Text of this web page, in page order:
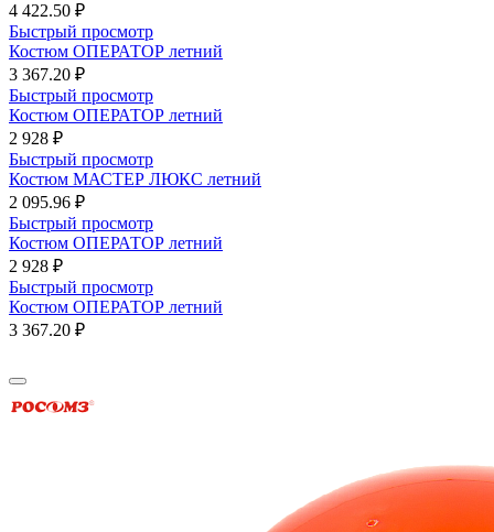
4 422.50 ₽
Быстрый просмотр
Костюм ОПЕРАТОР летний
3 367.20 ₽
Быстрый просмотр
Костюм ОПЕРАТОР летний
2 928 ₽
Быстрый просмотр
Костюм МАСТЕР ЛЮКС летний
2 095.96 ₽
Быстрый просмотр
Костюм ОПЕРАТОР летний
2 928 ₽
Быстрый просмотр
Костюм ОПЕРАТОР летний
3 367.20 ₽